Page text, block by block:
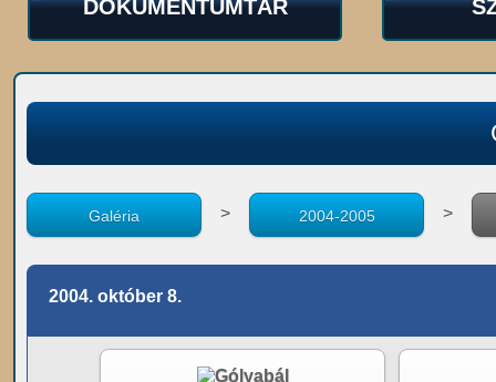
DOKUMENTUMTÁR
Galéria > 2004-2005 >
2004. október 8.